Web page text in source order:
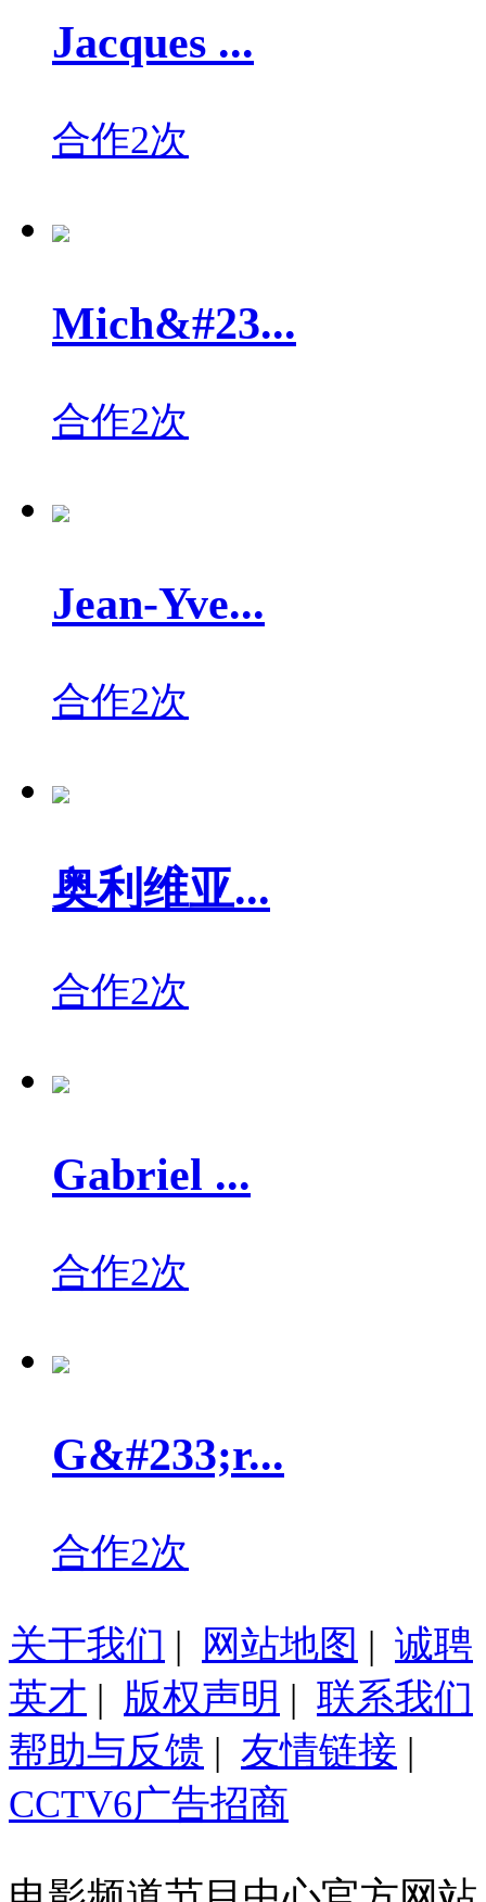
Jacques ...
合作2次
Mich&#23...
合作2次
Jean-Yve...
合作2次
奥利维亚...
合作2次
Gabriel ...
合作2次
G&#233;r...
合作2次
关于我们 | 网站地图 | 诚聘
英才 | 版权声明 | 联系我们
帮助与反馈 | 友情链接 |
CCTV6广告招商